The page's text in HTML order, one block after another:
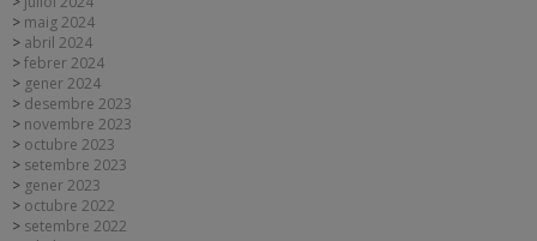
maig 2024
abril 2024
febrer 2024
gener 2024
desembre 2023
novembre 2023
octubre 2023
setembre 2023
gener 2023
octubre 2022
setembre 2022